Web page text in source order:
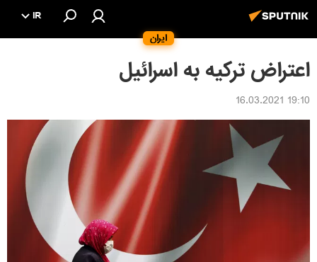
ایران
IR
اعتراض ترکیه به اسرائیل
19:10 16.03.2021